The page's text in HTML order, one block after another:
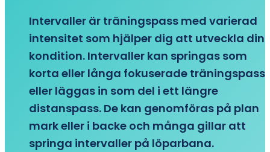
Intervaller är träningspass med varierad
intensitet som hjälper dig att utveckla din
kondition. Intervaller kan springas som
korta eller långa fokuserade träningspass
eller läggas in som del i ett längre
distanspass. De kan genomföras på plan
mark eller i backe och många gillar att
springa intervaller på löparbana.